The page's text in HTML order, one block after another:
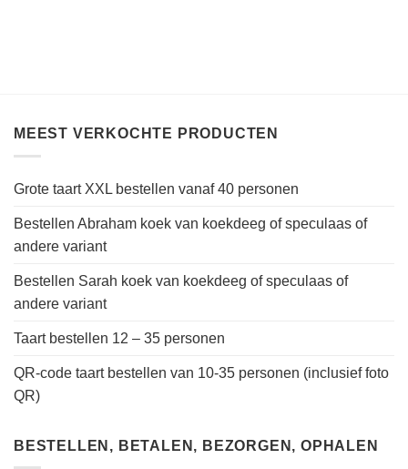
MEEST VERKOCHTE PRODUCTEN
Grote taart XXL bestellen vanaf 40 personen
Bestellen Abraham koek van koekdeeg of speculaas of
andere variant
Bestellen Sarah koek van koekdeeg of speculaas of
andere variant
Taart bestellen 12 – 35 personen
QR-code taart bestellen van 10-35 personen (inclusief foto
QR)
BESTELLEN, BETALEN, BEZORGEN, OPHALEN